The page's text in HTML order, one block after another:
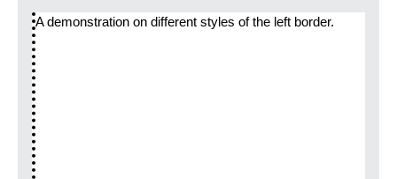
A demonstration on different styles of the left border.